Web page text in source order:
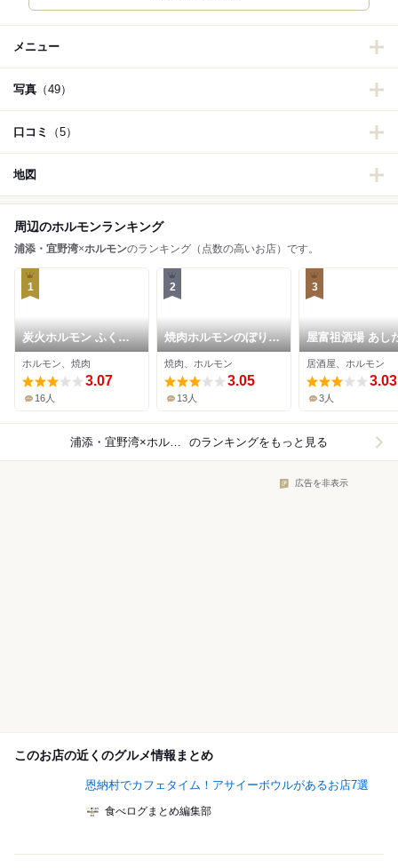
メニュー
写真 （49）
口コミ （5）
地図
周辺のホルモンランキング
浦添・宜野湾×ホルモンのランキング（点数の高いお店）です。
1
炭火ホルモン ふくち
ゃん
ホルモン、焼肉
3.07
16人
2
焼肉ホルモンのぼり苑
宜野湾店
焼肉、ホルモン
3.05
13人
3
屋富祖酒場 あし
居酒屋、ホルモン
3.03
3人
浦添・宜野湾×ホルモン のランキングをもっと見る
広告を非表示
このお店の近くのグルメ情報まとめ
恩納村でカフェタイム！アサイーボウルがあるお店7選
食べログまとめ編集部